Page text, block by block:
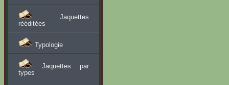
Jaquettes
rééditées
Typologie
Jaquettes par
types